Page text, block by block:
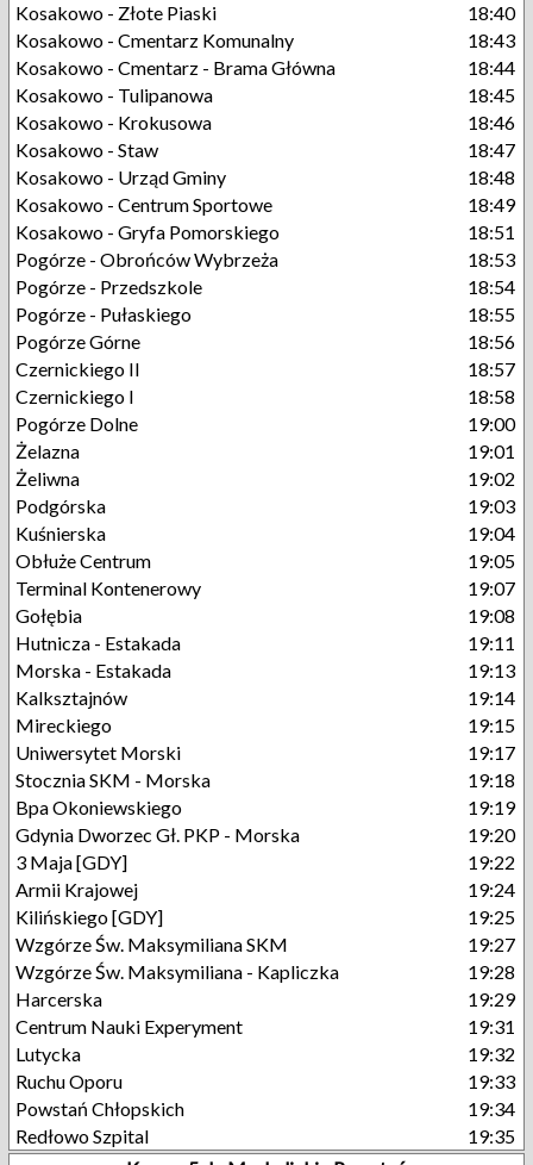
Kosakowo - Złote Piaski
18:40
Kosakowo - Cmentarz Komunalny
18:43
Kosakowo - Cmentarz - Brama Główna
18:44
Kosakowo - Tulipanowa
18:45
Kosakowo - Krokusowa
18:46
Kosakowo - Staw
18:47
Kosakowo - Urząd Gminy
18:48
Kosakowo - Centrum Sportowe
18:49
Kosakowo - Gryfa Pomorskiego
18:51
Pogórze - Obrońców Wybrzeża
18:53
Pogórze - Przedszkole
18:54
Pogórze - Pułaskiego
18:55
Pogórze Górne
18:56
Czernickiego II
18:57
Czernickiego I
18:58
Pogórze Dolne
19:00
Żelazna
19:01
Żeliwna
19:02
Podgórska
19:03
Kuśnierska
19:04
Obłuże Centrum
19:05
Terminal Kontenerowy
19:07
Gołębia
19:08
Hutnicza - Estakada
19:11
Morska - Estakada
19:13
Kalksztajnów
19:14
Mireckiego
19:15
Uniwersytet Morski
19:17
Stocznia SKM - Morska
19:18
Bpa Okoniewskiego
19:19
Gdynia Dworzec Gł. PKP - Morska
19:20
3 Maja [GDY]
19:22
Armii Krajowej
19:24
Kilińskiego [GDY]
19:25
Wzgórze Św. Maksymiliana SKM
19:27
Wzgórze Św. Maksymiliana - Kapliczka
19:28
Harcerska
19:29
Centrum Nauki Experyment
19:31
Lutycka
19:32
Ruchu Oporu
19:33
Powstań Chłopskich
19:34
Redłowo Szpital
19:35